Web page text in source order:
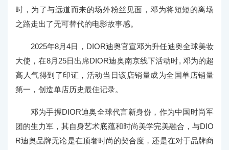
时，为了与远道而来的场外粉丝见面，邓为将短短的离场
之路走出了无可替代的电影故事感。
2025年8月4日，DIOR迪奥官宣邓为升任迪奥全球美妆
大使，在8月25日出席DIOR迪奥南京线下活动时, 邓为的超
高人气得到了印证，活动当日该店销量成为全国单店销量
第一，创造单店历史最佳记录。
邓为手握DIOR迪奥全球代言新身份，作为中国时尚军
团的生力军，其自身艺术底蕴和时尚美学完美融合，与DIO
R迪奥品牌无论是在顶奢时尚的契合度，还是在对于品牌商